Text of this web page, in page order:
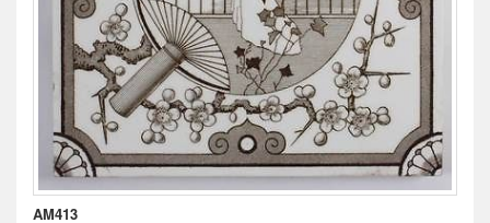
AM413